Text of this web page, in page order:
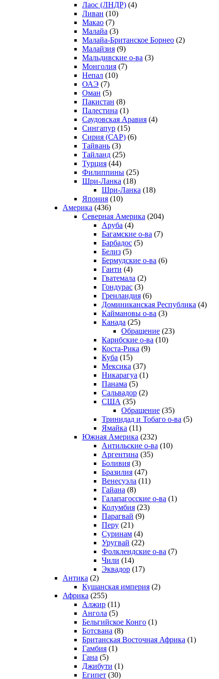
Лаос (ЛНДР) (4)
Ливан (10)
Макао (7)
Малайа (3)
Малайа-Британское Борнео (2)
Малайзия (9)
Мальдивские о-ва (3)
Монголия (7)
Непал (10)
ОАЭ (7)
Оман (5)
Пакистан (8)
Палестина (1)
Саудовская Аравия (4)
Сингапур (15)
Сирия (САР) (6)
Тайвань (3)
Тайланд (25)
Турция (44)
Филиппины (25)
Шри-Ланка (18)
Шри-Ланка (18)
Япония (10)
Америка (436)
Северная Америка (204)
Аруба (4)
Багамские о-ва (7)
Барбадос (5)
Белиз (5)
Бермудские о-ва (6)
Гаити (4)
Гватемала (2)
Гондурас (3)
Гренландия (6)
Доминиканская Республика (4)
Каймановы о-ва (3)
Канада (25)
Обращение (23)
Карибские о-ва (10)
Коста-Рика (9)
Куба (15)
Мексика (37)
Никарагуа (1)
Панама (5)
Сальвадор (2)
США (35)
Обращение (35)
Тринидад и Тобаго о-ва (5)
Ямайка (11)
Южная Америка (232)
Антильские о-ва (10)
Аргентина (35)
Боливия (3)
Бразилия (47)
Венесуэла (11)
Гайана (8)
Галапагосские о-ва (1)
Колумбия (23)
Парагвай (9)
Перу (21)
Суринам (4)
Уругвай (22)
Фолклендские о-ва (7)
Чили (14)
Эквадор (17)
Антика (2)
Кушанская империя (2)
Африка (255)
Алжир (11)
Ангола (5)
Бельгийское Конго (1)
Ботсвана (8)
Британская Восточная Африка (1)
Гамбия (1)
Гана (5)
Джибути (1)
Египет (30)